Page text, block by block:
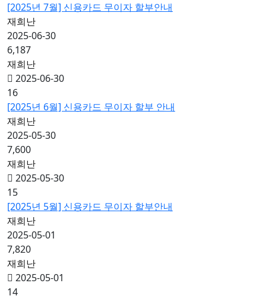
[2025년 7월] 신용카드 무이자 할부안내
재희난
2025-06-30
6,187
재희난
2025-06-30
16
[2025년 6월] 신용카드 무이자 할부 안내
재희난
2025-05-30
7,600
재희난
2025-05-30
15
[2025년 5월] 신용카드 무이자 할부안내
재희난
2025-05-01
7,820
재희난
2025-05-01
14